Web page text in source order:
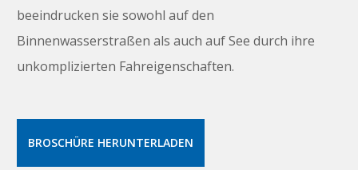
beeindrucken sie sowohl auf den
Binnenwasserstraßen als auch auf See durch ihre
unkomplizierten Fahreigenschaften.
BROSCHÜRE HERUNTERLADEN